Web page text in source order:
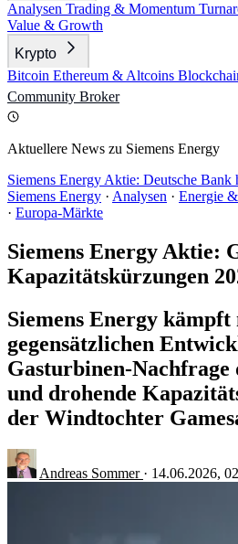
Analysen Trading & Momentum
Value & Growth
Krypto
Bitcoin Ethereum & Altcoins
Community Broker
Aktuellere News zu Siemens Energy
Siemens Energy Aktie: Deutsche
Siemens Energy · Analysen · Energie
· Europa-Märkte
Siemens Energy Aktie:
Kapazitätskürzungen
Siemens Energy
gegensätzlichen
Gasturbinen-
und drohende
der Windtochter
Andreas Sommer · 14.06.2026,